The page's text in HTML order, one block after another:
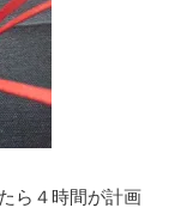
ら４時間が計画